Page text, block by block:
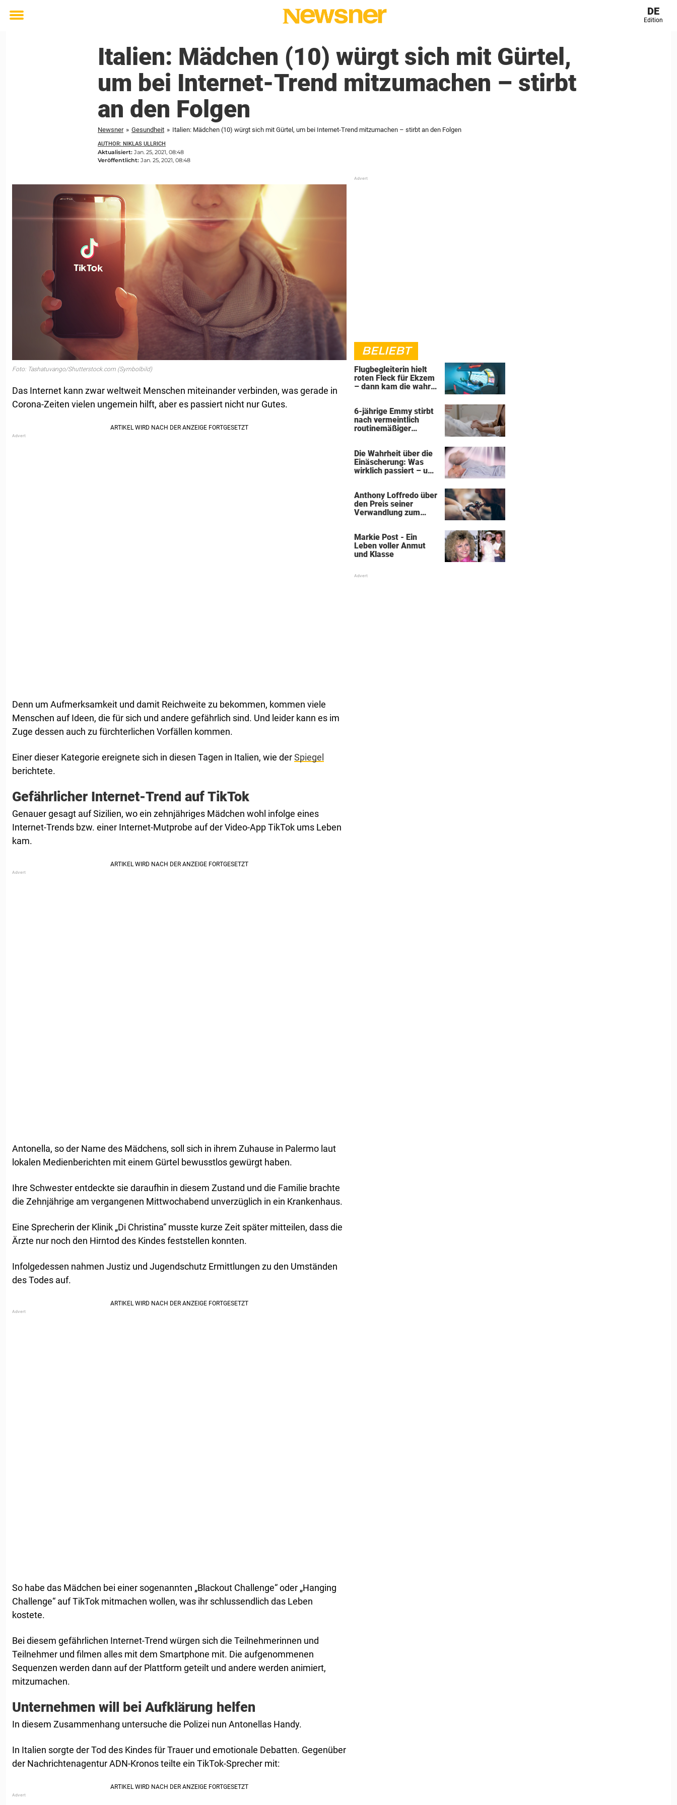
Toggle
DE
Edition
Italien: Mädchen (10) würgt sich mit Gürtel,
um bei Internet-Trend mitzumachen – stirbt
an den Folgen
Newsner » Gesundheit » Italien: Mädchen (10) würgt sich mit Gürtel, um bei Internet-Trend mitzumachen – stirbt an den Folgen
AUTHOR: NIKLAS ULLRICH
Aktualisiert: Jan. 25, 2021, 08:48
Veröffentlicht: Jan. 25, 2021, 08:48
Foto: Tashatuvango/Shutterstock.com (Symbolbild)
Das Internet kann zwar weltweit Menschen miteinander verbinden, was gerade in
Corona-Zeiten vielen ungemein hilft, aber es passiert nicht nur Gutes.
Denn um Aufmerksamkeit und damit Reichweite zu bekommen, kommen viele
Menschen auf Ideen, die für sich und andere gefährlich sind. Und leider kann es im
Zuge dessen auch zu fürchterlichen Vorfällen kommen.
Einer dieser Kategorie ereignete sich in diesen Tagen in Italien, wie derSpiegel
berichtete.
Gefährlicher Internet-Trend auf TikTok
Genauer gesagt auf Sizilien, wo ein zehnjähriges Mädchen wohl infolge eines
Internet-Trends bzw. einer Internet-Mutprobe auf der Video-App TikTok ums Leben
kam.
Antonella, so der Name des Mädchens, soll sich in ihrem Zuhause in Palermo laut
lokalen Medienberichten mit einem Gürtel bewusstlos gewürgt haben.
Ihre Schwester entdeckte sie daraufhin in diesem Zustand und die Familie brachte
die Zehnjährige am vergangenen Mittwochabend unverzüglich in ein Krankenhaus.
Eine Sprecherin der Klinik „Di Christina“ musste kurze Zeit später mitteilen, dass die
Ärzte nur noch den Hirntod des Kindes feststellen konnten.
Infolgedessen nahmen Justiz und Jugendschutz Ermittlungen zu den Umständen
des Todes auf.
So habe das Mädchen bei einer sogenannten „Blackout Challenge“ oder „Hanging
Challenge“ auf TikTok mitmachen wollen, was ihr schlussendlich das Leben
kostete.
Bei diesem gefährlichen Internet-Trend würgen sich die Teilnehmerinnen und
Teilnehmer und filmen alles mit dem Smartphone mit. Die aufgenommenen
Sequenzen werden dann auf der Plattform geteilt und andere werden animiert,
mitzumachen.
Unternehmen will bei Aufklärung helfen
In diesem Zusammenhang untersuche die Polizei nun Antonellas Handy.
In Italien sorgte der Tod des Kindes für Trauer und emotionale Debatten. Gegenüber
der Nachrichtenagentur ADN-Kronos teilte ein TikTok-Sprecher mit:
BELIEBT
Flugbegleiterin hielt
roten Fleck für Ekzem
– dann kam die wahre
6-jährige Emmy stirbt
nach vermeintlich
routinemäßiger
Die Wahrheit über die
Einäscherung: Was
wirklich passiert – und
Anthony Loffredo über
den Preis seiner
Verwandlung zum
Markie Post - Ein
Leben voller Anmut
und Klasse